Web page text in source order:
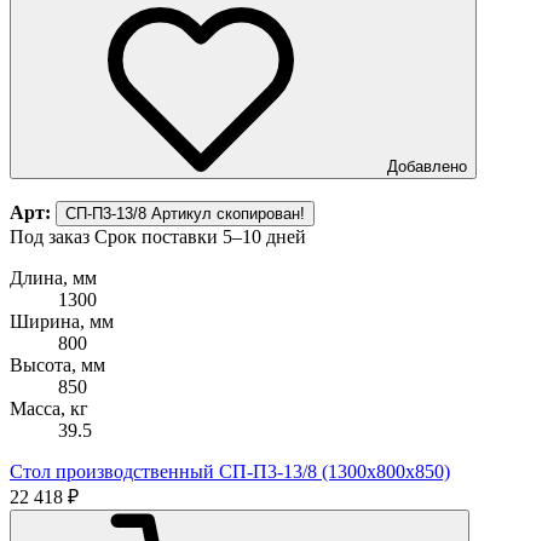
Добавлено
Арт: СП-П3-13/8 Артикул скопирован!
Под заказ Срок поставки 5–10 дней
Длина, мм
1300
Ширина, мм
800
Высота, мм
850
Масса, кг
39.5
Стол производственный СП-П3-13/8 (1300х800х850)
22 418 ₽